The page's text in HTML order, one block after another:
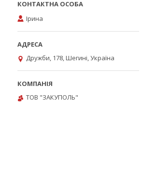
Ірина
Дружби, 178, Шегині, Україна
ТОВ "ЗАКУПОЛЬ"